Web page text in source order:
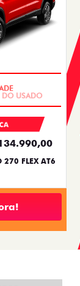
270 FLEX AT6